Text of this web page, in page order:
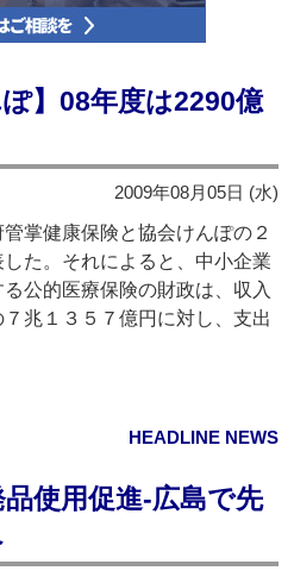
ぽ】08年度は2290億
2009年08月05日 (水)
掌健康保険と協会けんぽの２
た。それによると、中小企業
公的医療保険の財政は、収入
兆１３５７億円に対し、支出
HEADLINE NEWS
使用促進‐広島で先